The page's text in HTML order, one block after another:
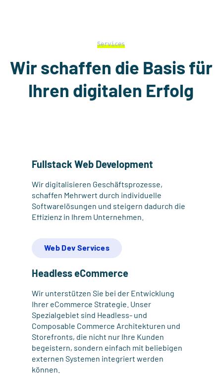
Services
Wir schaffen die Basis für
Ihren digitalen Erfolg
Fullstack Web Development
Wir digitalisieren Geschäftsprozesse,
schaffen Mehrwert durch individuelle
Softwarelösungen und steigern dadurch die
Effizienz in Ihrem Unternehmen.
Web Dev Services
Headless eCommerce
Wir unterstützen Sie bei der Entwicklung
Ihrer eCommerce Strategie. Unser
Spezialgebiet sind Headless- und
Composable Commerce Architekturen und
Storefronts, die nicht nur Ihre Kunden
begeistern, sondern einfach mit beliebigen
externen Systemen integriert werden
können.